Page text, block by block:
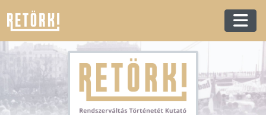
Skip to main content